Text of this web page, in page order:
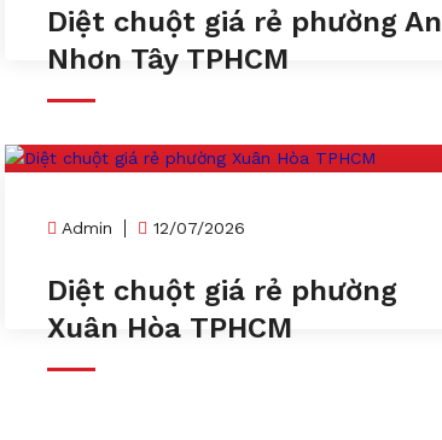
Diệt chuột giá rẻ phường An
Nhơn Tây TPHCM
Admin 12/07/2026
Diệt chuột giá rẻ phường
Xuân Hòa TPHCM